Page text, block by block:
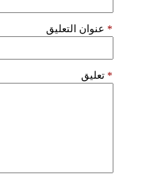
عنوان التعليق *
تعليق *